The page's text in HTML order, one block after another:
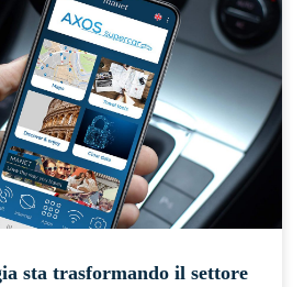
sta trasformando il settore